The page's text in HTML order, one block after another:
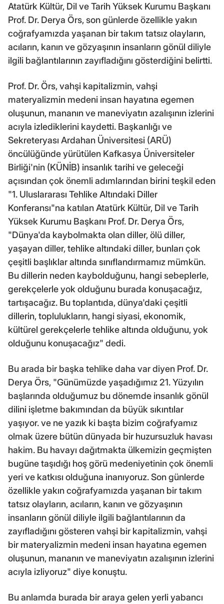
Atatürk Kültür, Dil ve Tarih Yüksek Kurumu Başkanı
Prof. Dr. Derya Örs, son günlerde özellikle yakın
coğrafyamızda yaşanan bir takım tatsız olayların,
acıların, kanın ve gözyaşının insanların gönül diliyle
ilgili bağlantılarının zayıfladığını gösterdiğini belirtti.
Prof. Dr. Örs, vahşi kapitalizmin, vahşi
materyalizmin medeni insan hayatına egemen
oluşunun, mananın ve maneviyatın azalışının izlerini
acıyla izlediklerini kaydetti. Başkanlığı ve
Sekreteryası Ardahan Üniversitesi (ARÜ)
öncülüğünde yürütülen Kafkasya Üniversiteler
Birliği'nin (KÜNİB) insanlık tarihi ve geleceği
açısından çok önemli adımlarından birini teşkil eden
"1. Uluslararası Tehlike Altındaki Diller
Konferansı"na katılan Atatürk Kültür, Dil ve Tarih
Yüksek Kurumu Başkanı Prof. Dr. Derya Örs,
"Dünya'da kaybolmakta olan diller, ölü diller,
yaşayan diller, tehlike altındaki diller, bunları çok
çeşitli başlıklar altında sınıflandırmamız mümkün.
Bu dillerin neden kaybolduğunu, hangi sebeplerle,
gerekçelerle yok olduğunu burada konuşacağız,
tartışacağız. Bu toplantıda, dünya'daki çeşitli
dillerin, toplulukların, hangi siyasi, ekonomik,
kültürel gerekçelerle tehlike altında olduğunu, yok
olduğunu konuşacağız" dedi.
Bu arada bir başka tehlike daha var diyen Prof. Dr.
Derya Örs, "Günümüzde yaşadığımız 21. Yüzyılın
başlarında olduğumuz bu dönemde insanlık gönül
dilini işletme bakımından da büyük sıkıntılar
yaşıyor. ve ne yazık ki başta bizim coğrafyamız
olmak üzere bütün dünyada bir huzursuzluk havası
hakim. Bu havayı dağıtmakta ülkemizin geçmişten
bugüne taşıdığı hoş görü medeniyetinin çok önemli
yeri ve katkısı olduğuna inanıyoruz. Son günlerde
özellikle yakın coğrafyamızda yaşanan bir takım
tatsız olayların, acıların, kanın ve gözyaşının
insanların gönül diliyle ilgili bağlantılarının da
zayıfladığını gösteren vahşi bir kapitalizmin, vahşi
bir materyalizmin medeni insan hayatına egemen
oluşunun, mananın ve maneviyatın azalışının izlerini
acıyla izliyoruz" diye konuştu.
Bu anlamda burada bir araya gelen yerli yabancı